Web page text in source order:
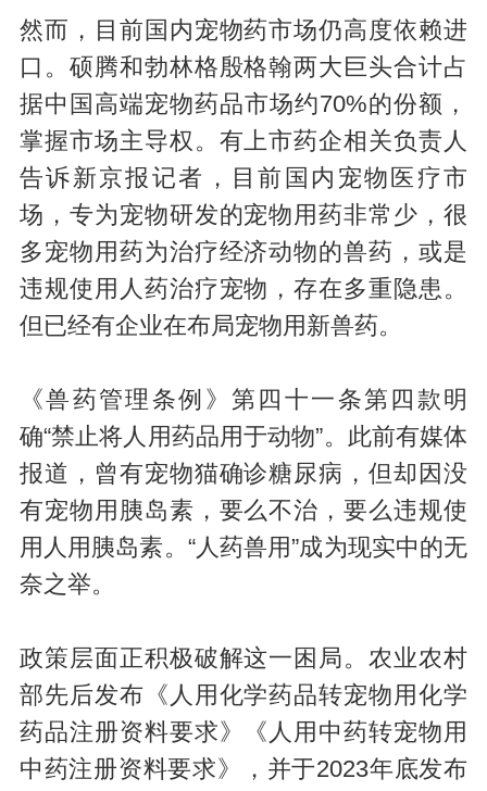
然而，目前国内宠物药市场仍高度依赖进
口。硕腾和勃林格殷格翰两大巨头合计占
据中国高端宠物药品市场约70%的份额，
掌握市场主导权。有上市药企相关负责人
告诉新京报记者，目前国内宠物医疗市
场，专为宠物研发的宠物用药非常少，很
多宠物用药为治疗经济动物的兽药，或是
违规使用人药治疗宠物，存在多重隐患。
但已经有企业在布局宠物用新兽药。
《兽药管理条例》第四十一条第四款明
确“禁止将人用药品用于动物”。此前有媒体
报道，曾有宠物猫确诊糖尿病，但却因没
有宠物用胰岛素，要么不治，要么违规使
用人用胰岛素。“人药兽用”成为现实中的无
奈之举。
政策层面正积极破解这一困局。农业农村
部先后发布《人用化学药品转宠物用化学
药品注册资料要求》《人用中药转宠物用
中药注册资料要求》，并于2023年底发布